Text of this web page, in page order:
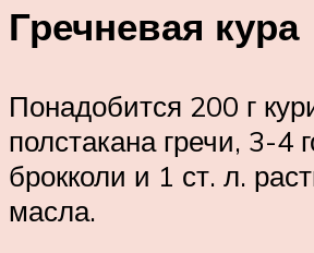
Гречневая кура
Понадобится 200 г
полстакана гречи, 3-4
брокколи и 1 ст. л.
масла.